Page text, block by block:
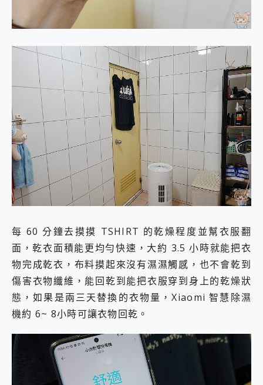
每 60 分鐘去摸摸 TSHIRT 的乾燥程度並幫衣服翻
面，乾衣面積能更均勻快速，大約 3.5 小時就能把衣
物完成乾衣，布料摸起來沒有濕濕觸感，也不會乾到
傷害衣物纖維，能回乾到能把衣服穿到身上的乾燥狀
態，如果是兩三天替換的衣物量，Xiaomi 智慧除濕
機約 6~ 8小時可讓衣物回乾。